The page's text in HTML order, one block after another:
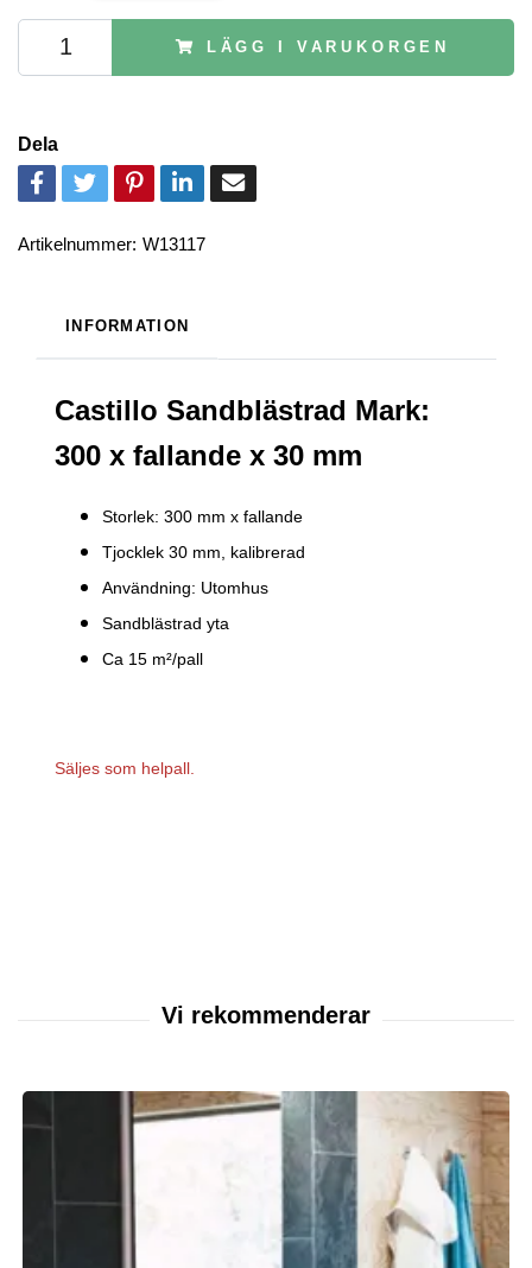
LÄGG I VARUKORGEN
Dela
Artikelnummer: W13117
INFORMATION
Castillo Sandblästrad Mark:
300 x fallande x 30 mm
Storlek: 300 mm x fallande
Tjocklek 30 mm, kalibrerad
Användning: Utomhus
Sandblästrad yta
Ca 15 m²/pall
Säljes som helpall.